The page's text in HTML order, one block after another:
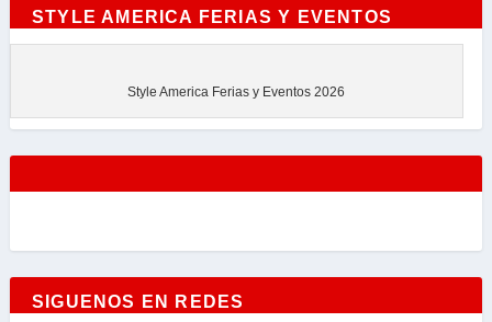
STYLE AMERICA FERIAS Y EVENTOS
Style America Ferias y Eventos 2026
SIGUENOS EN REDES